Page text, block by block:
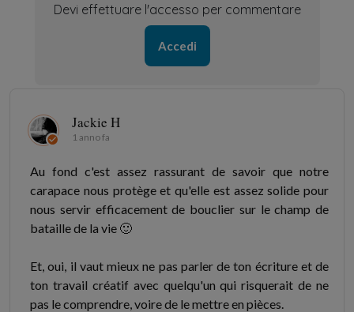
Devi effettuare l'accesso per commentare
Accedi
Jackie H
1 anno fa
Au fond c'est assez rassurant de savoir que notre
carapace nous protège et qu'elle est assez solide pour
nous servir efficacement de bouclier sur le champ de
bataille de la vie 🙂
Et, oui, il vaut mieux ne pas parler de ton écriture et de
ton travail créatif avec quelqu'un qui risquerait de ne
pas le comprendre, voire de le mettre en pièces.